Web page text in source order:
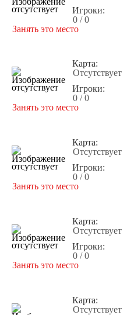
Игроки:
0 / 0
Занять это место
Карта:
Отсутствует
Игроки:
0 / 0
Занять это место
Карта:
Отсутствует
Игроки:
0 / 0
Занять это место
Карта:
Отсутствует
Игроки:
0 / 0
Занять это место
Карта:
Отсутствует